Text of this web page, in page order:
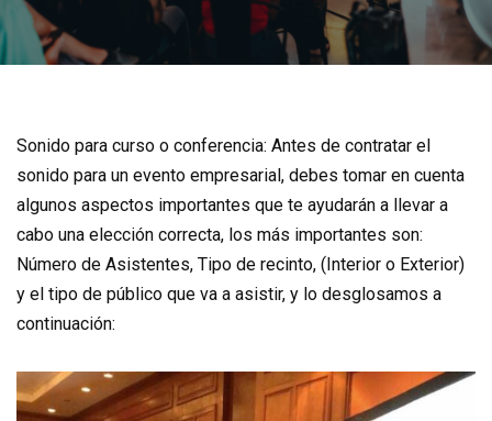
Sonido para curso o conferencia: Antes de contratar el
sonido para un evento empresarial, debes tomar en cuenta
algunos aspectos importantes que te ayudarán a llevar a
cabo una elección correcta, los más importantes son:
Número de Asistentes, Tipo de recinto, (Interior o Exterior)
y el tipo de público que va a asistir, y lo desglosamos a
continuación: